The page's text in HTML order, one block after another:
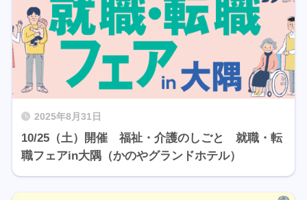
2025年8月31日
10/25（土）開催 福祉・介護のしごと 就職・転
職フェアin大隅（かのやグランドホテル）